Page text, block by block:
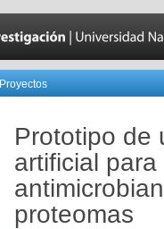
Proyectos
Prototipo de
artificial
proteomas